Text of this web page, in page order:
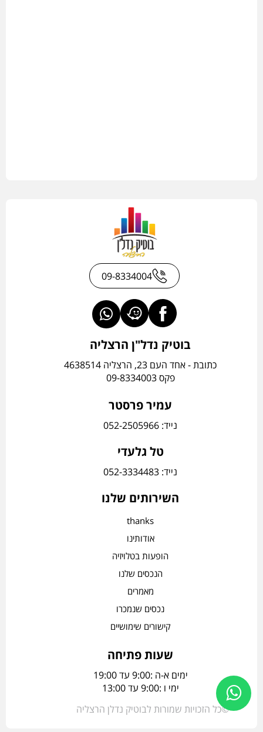
09-8334004
בוטיק נדל"ן הרצליה
כתובת - אחד העם 23, הרצליה 4638514
פקס 09-8334003
עמיר פרסטר
נייד: 052-2505966
טל גלעדי
נייד: 052-3334483
השירותים שלנו
thanks
אודותינו
הופעות בטלויזיה
הנכסים שלנו
מאמרים
נכסים שנמכרו
קישורים שימושיים
שעות פתיחה
ימים א-ה :9:00 עד 19:00
ימי ו :9:00 עד 13:00
©כל הזכויות שמורות לבוטיק נדלן הרצליה